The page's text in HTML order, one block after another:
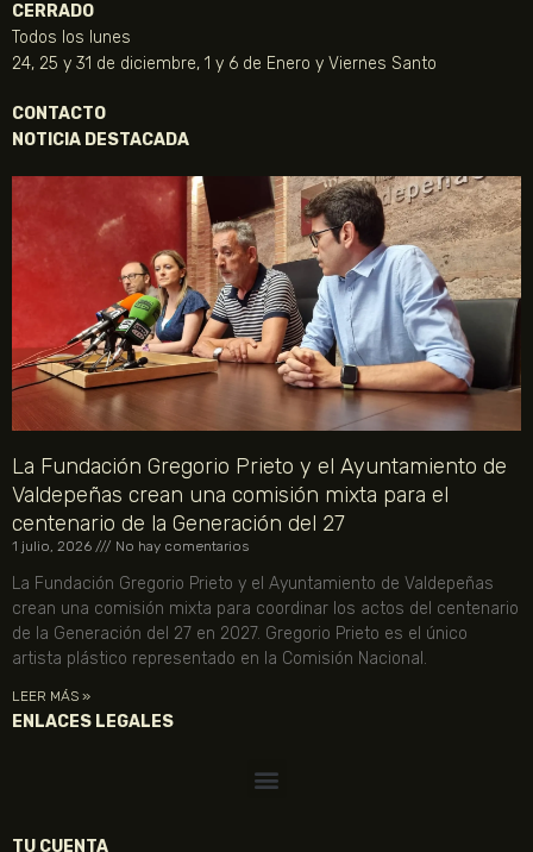
CERRADO
Todos los lunes
24, 25 y 31 de diciembre, 1 y 6 de Enero y Viernes Santo
CONTACTO
NOTICIA DESTACADA
La Fundación Gregorio Prieto y el Ayuntamiento de
Valdepeñas crean una comisión mixta para el
centenario de la Generación del 27
1 julio, 2026 No hay comentarios
La Fundación Gregorio Prieto y el Ayuntamiento de Valdepeñas
crean una comisión mixta para coordinar los actos del centenario
de la Generación del 27 en 2027. Gregorio Prieto es el único
artista plástico representado en la Comisión Nacional.
LEER MÁS »
ENLACES LEGALES
TU CUENTA